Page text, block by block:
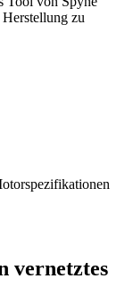
zu
vernetztes